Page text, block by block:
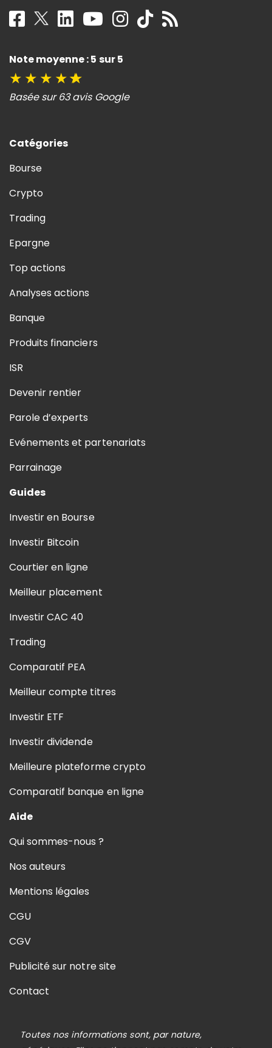
Note moyenne : 5 sur 5
★ ★ ★ ★★
Basée sur 63 avis Google
Catégories
Bourse
Crypto
Trading
Epargne
Top actions
Analyses actions
Banque
Produits financiers
ISR
Devenir rentier
Parole d’experts
Evénements et partenariats
Parrainage
Guides
Investir en Bourse
Investir Bitcoin
Courtier en ligne
Meilleur placement
Investir CAC 40
Trading
Comparatif PEA
Meilleur compte titres
Investir ETF
Investir dividende
Meilleure plateforme crypto
Comparatif banque en ligne
Aide
Qui sommes-nous ?
Nos auteurs
Mentions légales
CGU
CGV
Publicité sur notre site
Contact
Toutes nos informations sont, par nature,